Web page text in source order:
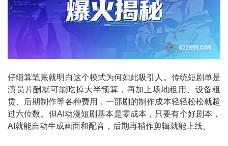
仔细算笔账就明白这个模式为何如此吸引人。传统短剧单是
演员片酬就可能吃掉大半预算，再加上场地租用、设备租
赁、后期制作等各种费用，一部剧的制作成本轻轻松松就超
过六位数。但AI动漫短剧基本是零成本，只要有个好剧本，
AI就能自动生成画面和配音，后期再稍作剪辑就能上线。